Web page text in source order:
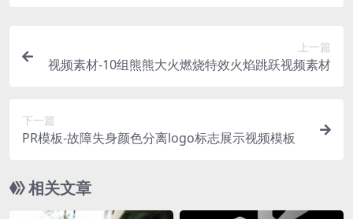
上一篇
视频素材-10组熊熊大火燃烧特效火焰跳跃视频素材
下一篇
PR模板-故障失身颜色分离logo标志展示视频模板
相关文章